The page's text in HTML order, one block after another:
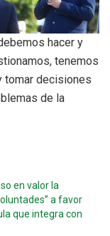
hacer y
tenemos
tomar decisiones
de la
en valor la
a favor
que integra con